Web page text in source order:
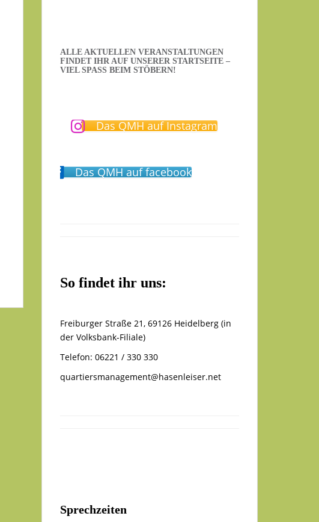
ALLE AKTUELLEN VERANSTALTUNGEN
FINDET IHR AUF UNSERER STARTSEITE –
VIEL SPASS BEIM STÖBERN!
Das QMH auf Instagram
Das QMH auf facebook
So findet ihr uns:
Freiburger Straße 21, 69126 Heidelberg (in
der Volksbank-Filiale)
Telefon: 06221 / 330 330
quartiersmanagement@hasenleiser.net
Sprechzeiten